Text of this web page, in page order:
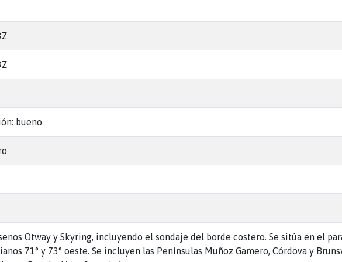
bueno
Otway y Skyring, incluyendo el sondaje del borde costero. Se sitúa en el
71° y 73° oeste. Se incluyen las Penínsulas Muñoz Gamero, Córdova y